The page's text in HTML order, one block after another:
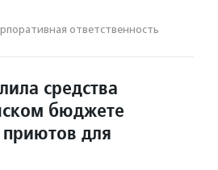
ответственность
средства
бюджете
для